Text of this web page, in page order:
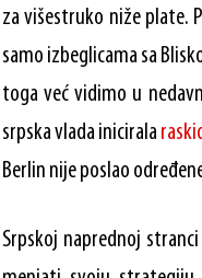
za višestruko niže plate.
samo izbeglicama sa
toga već vidimo u
srpska vlada inicirala
Berlin nije poslao
Srpskoj naprednoj